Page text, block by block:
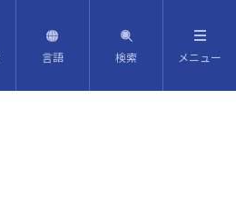
言語 検索 メニュー